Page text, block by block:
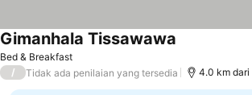
Bed & Breakfast
Gimanhala Tissawawa
/ Tidak ada penilaian yang tersedia 4.0 km dari